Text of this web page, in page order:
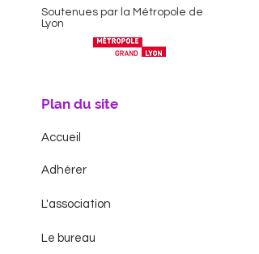
Soutenues par la Métropole de
Lyon
Plan du site
Accueil
Adhérer
L'association
Le bureau